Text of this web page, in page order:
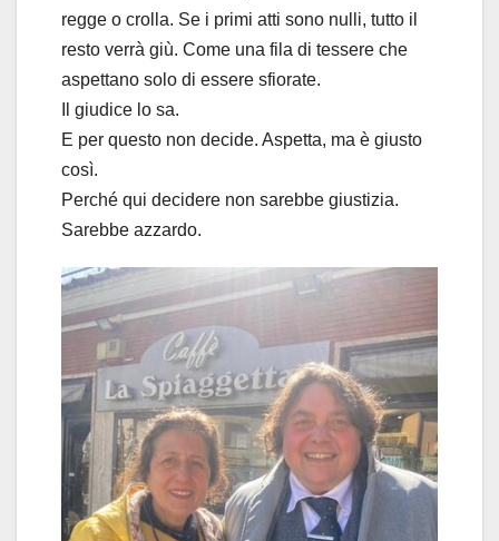
regge o crolla. Se i primi atti sono nulli, tutto il
resto verrà giù. Come una fila di tessere che
aspettano solo di essere sfiorate.
Il giudice lo sa.
E per questo non decide. Aspetta, ma è giusto
così.
Perché qui decidere non sarebbe giustizia.
Sarebbe azzardo.